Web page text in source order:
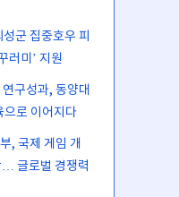
군 집중호우 피
러미’ 지원
구성과, 동양대
으로 이어지다
, 국제 게임 개
… 글로벌 경쟁력